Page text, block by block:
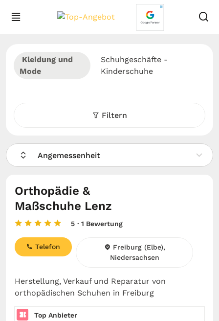
Kleidung und
Mode
Schuhgeschäfte -
Kinderschuhe
Filtern
Angemessenheit
Orthopädie &
Maßschuhe Lenz
5 · 1 Bewertung
Herstellung, Verkauf und Reparatur von
orthopädischen Schuhen in Freiburg
Telefon
Freiburg (Elbe),
Niedersachsen
Top Anbieter